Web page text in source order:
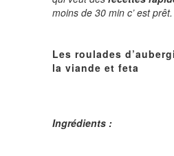
moins de 30 min c’ est
Les roulades
la viande et feta
Ingrédients :